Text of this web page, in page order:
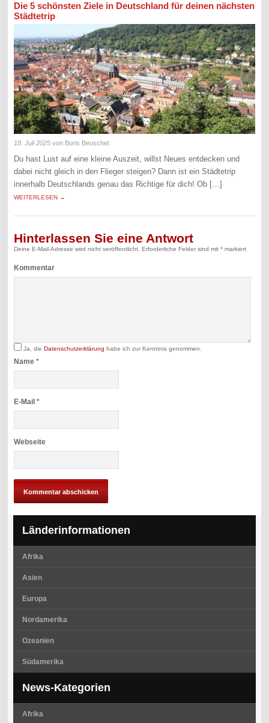
Die 5 schönsten Ziele in Deutschland für deinen nächsten
Städtetrip
18. Juli 2025 von Boris Beuschel
Du hast Lust auf eine kleine Auszeit, willst Neues entdecken und
dabei nicht gleich in den Flieger steigen? Dann ist ein Städtetrip
innerhalb Deutschlands genau das Richtige für dich! Ob […]
WEITERLESEN →
Hinterlassen Sie eine Antwort
Deine E-Mail-Adresse wird nicht veröffentlicht. Erforderliche Felder sind mit* markiert
Kommentar
Ja, dieDatenschutzerklärung habe ich zur Kenntnis genommen.
Name*
E-Mail*
Webseite
Länderinformationen
Afrika
Asien
Europa
Nordamerika
Ozeanien
Südamerika
News-Kategorien
Afrika